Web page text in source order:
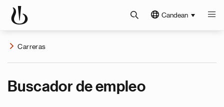
Candean
Carreras
Buscador de empleo